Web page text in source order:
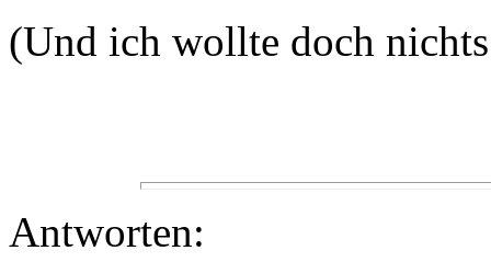
(Und ich wollte doch
Antworten: